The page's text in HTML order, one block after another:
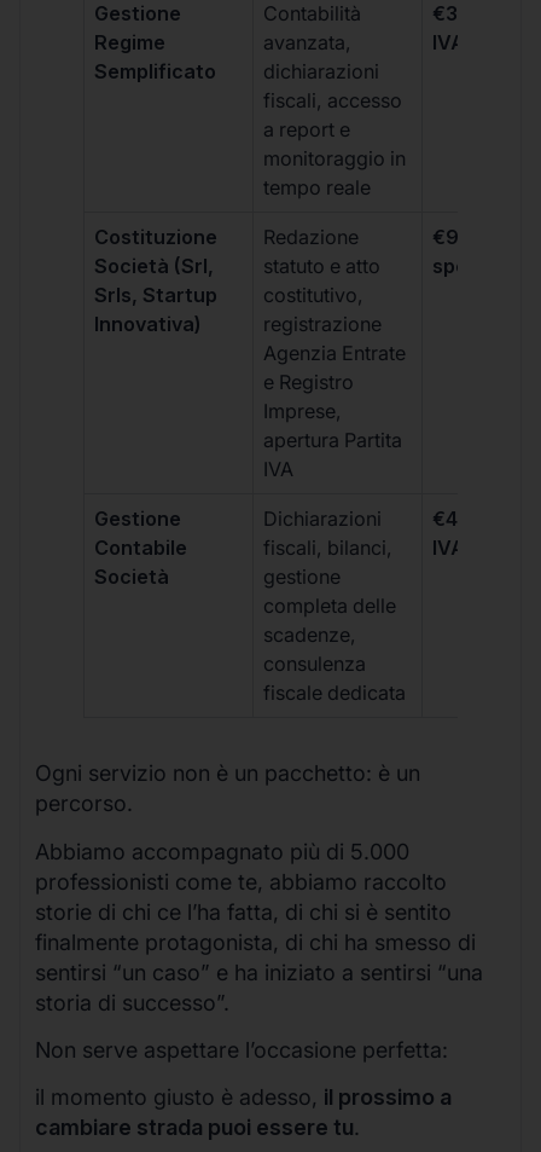
Gestione
Regime
Semplificato
Contabilità
avanzata,
dichiarazioni
fiscali, accesso
a report e
monitoraggio in
tempo reale
€333 +
IVA/
Costituzione
Società (Srl,
Srls, Startup
Innovativa)
Redazione
statuto e atto
costitutivo,
registrazione
Agenzia Entrate
e Registro
Imprese,
apertura Partita
IVA
€99 + IVA
spese
Gestione
Contabile
Società
Dichiarazioni
fiscali, bilanci,
gestione
completa delle
scadenze,
consulenza
fiscale dedicata
€499 +
IVA/
Ogni servizio non è un pacchetto: è un
percorso.
Abbiamo accompagnato più di 5.000
professionisti come te, abbiamo raccolto
storie di chi ce l’ha fatta, di chi si è sentito
finalmente protagonista, di chi ha smesso di
sentirsi “un caso” e ha iniziato a sentirsi “una
storia di successo”.
Non serve aspettare l’occasione perfetta:
il momento giusto è adesso, il prossimo a
cambiare strada puoi essere tu.